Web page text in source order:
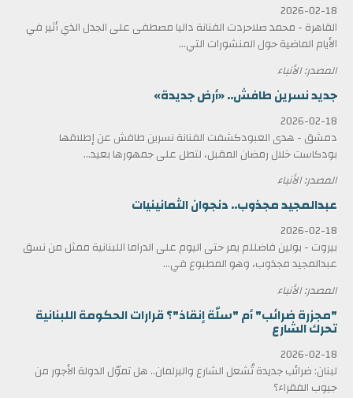
2026-02-18
القاهرة - محمد صلاحردت الفنانة داليا مصطفى على الجدل الذي أثير في
الأيام الماضية حول المنشورات التي...
المصدر: الأنباء
جديد نسرين طافش.. «أرض جديدة»
2026-02-18
دمشق - هدى العبودكشفت الفنانة نسرين طافش عن إطلاقها
بودكاست خلال رمضان المقبل، لتطل على جمهورها بعيد...
المصدر: الأنباء
عبدالمجيد مجذوب.. دنجوان الثمانينيات
2026-02-18
بيروت - بولين فاضللم يمر حتى اليوم على الدراما اللبنانية ممثل من نسق
عبدالمجيد مجذوب، وهو المطبوع في...
المصدر: الأنباء
"مجزرة ضرائب" أم "سلّة إنقاذ"؟ قرارات الحكومة اللبنانية
تحرك الشارع
2026-02-18
لبنان: ضرائب جديدة تُشعل الشارع والبرلمان.. هل تموّل الدولة الأجور من
جيوب الفقراء؟